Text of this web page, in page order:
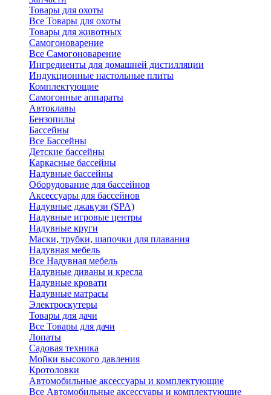
Товары для охоты
Все Товары для охоты
Товары для животных
Самогоноварение
Все Самогоноварение
Ингредиенты для домашней дистилляции
Индукционные настольные плиты
Комплектующие
Самогонные аппараты
Автоклавы
Бензопилы
Бассейны
Все Бассейны
Детские бассейны
Каркасные бассейны
Надувные бассейны
Оборудование для бассейнов
Аксессуары для бассейнов
Надувные джакузи (SPA)
Надувные игровые центры
Надувные круги
Маски, трубки, шапочки для плавания
Надувная мебель
Все Надувная мебель
Надувные диваны и кресла
Надувные кровати
Надувные матрасы
Электроскутеры
Товары для дачи
Все Товары для дачи
Лопаты
Садовая техника
Мойки высокого давления
Кротоловки
Автомобильные аксессуары и комплектующие
Все Автомобильные аксессуары и комплектующие